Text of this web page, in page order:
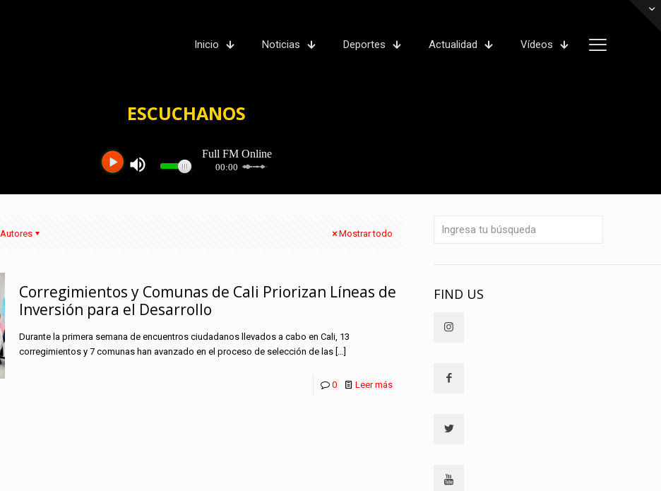
Inicio Noticias Deportes Actualidad Vídeos
ESCUCHANOS
Autores Mostrar todo
Corregimientos y Comunas de Cali Priorizan Líneas de
Inversión para el Desarrollo
Durante la primera semana de encuentros ciudadanos llevados a cabo en Cali, 13
corregimientos y 7 comunas han avanzado en el proceso de selección de las […]
0 Leer más
FIND US